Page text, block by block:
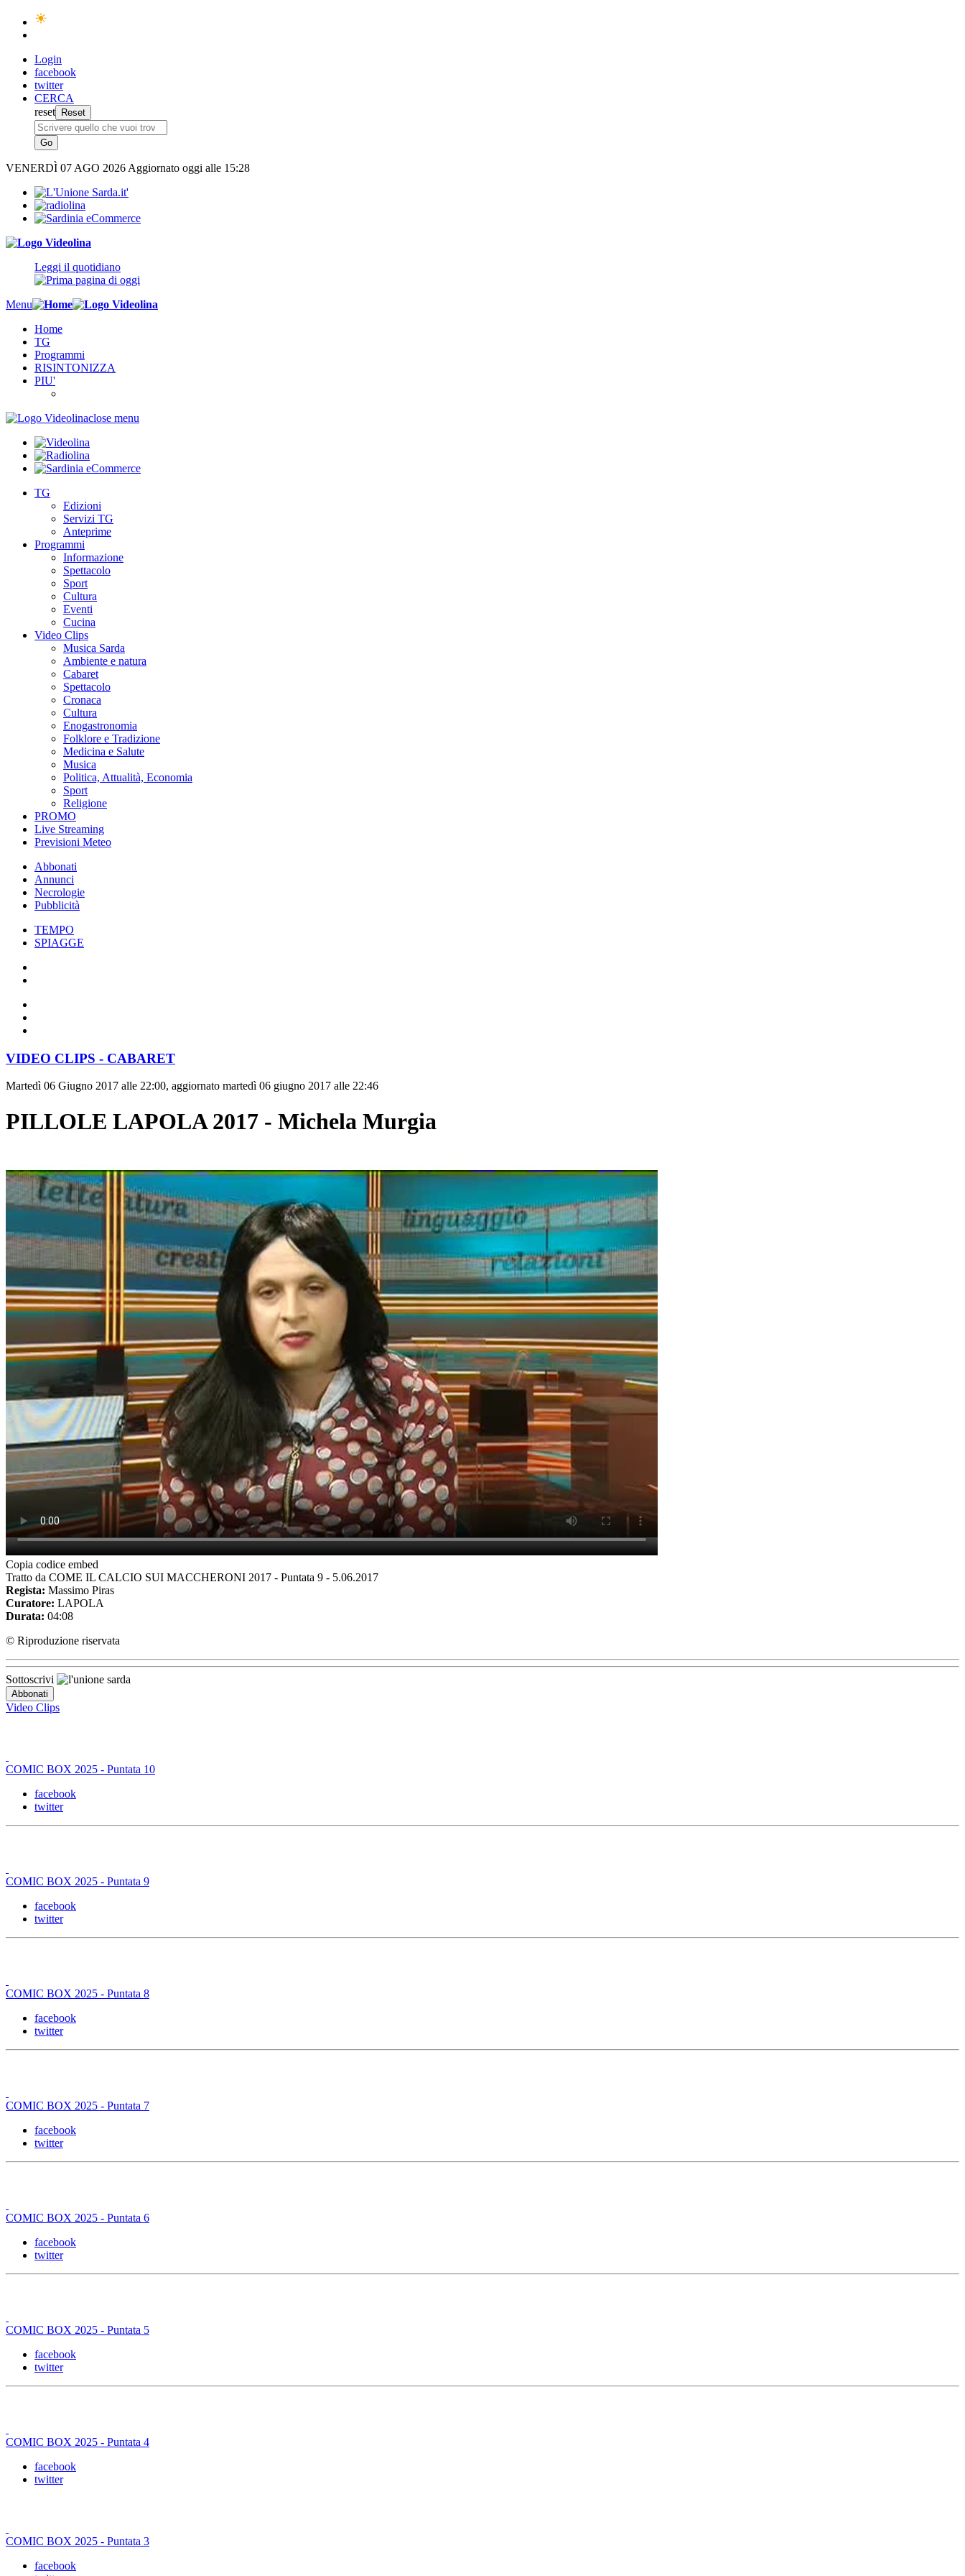
Login
facebook
twitter
CERCA
reset
VENERDÌ 07 AGO 2026 Aggiornato oggi alle 15:28
Leggi il quotidiano
Menu
Home
TG
Programmi
RISINTONIZZA
PIU'
close menu
TG
Edizioni
Servizi TG
Anteprime
Programmi
Informazione
Spettacolo
Sport
Cultura
Eventi
Cucina
Video Clips
Musica Sarda
Ambiente e natura
Cabaret
Spettacolo
Cronaca
Cultura
Enogastronomia
Folklore e Tradizione
Medicina e Salute
Musica
Politica, Attualità, Economia
Sport
Religione
PROMO
Live Streaming
Previsioni Meteo
Abbonati
Annunci
Necrologie
Pubblicità
TEMPO
SPIAGGE
VIDEO CLIPS - CABARET
Martedì 06 Giugno 2017 alle 22:00, aggiornato martedì 06 giugno 2017 alle 22:46
PILLOLE LAPOLA 2017 - Michela Murgia
Copia codice embed
Tratto da COME IL CALCIO SUI MACCHERONI 2017 - Puntata 9 - 5.06.2017
Regista: Massimo Piras
Curatore: LAPOLA
Durata: 04:08
© Riproduzione riservata
Sottoscrivi
Video Clips
COMIC BOX 2025 - Puntata 10
facebook
twitter
COMIC BOX 2025 - Puntata 9
facebook
twitter
COMIC BOX 2025 - Puntata 8
facebook
twitter
COMIC BOX 2025 - Puntata 7
facebook
twitter
COMIC BOX 2025 - Puntata 6
facebook
twitter
COMIC BOX 2025 - Puntata 5
facebook
twitter
COMIC BOX 2025 - Puntata 4
facebook
twitter
COMIC BOX 2025 - Puntata 3
facebook